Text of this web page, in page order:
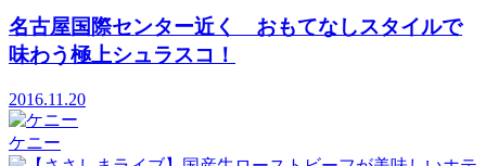
名古屋国際センター近く おもてなしスタイルで
味わう極上シュラスコ！
2016.11.20
ケニー